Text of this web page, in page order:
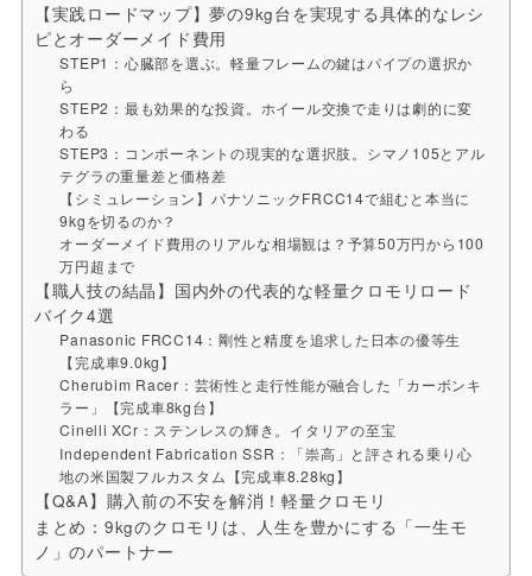
【実践ロードマップ】夢の9kg台を実現する具体的なレシ
ピとオーダーメイド費用
STEP1：心臓部を選ぶ。軽量フレームの鍵はパイプの選択か
ら
STEP2：最も効果的な投資。ホイール交換で走りは劇的に変
わる
STEP3：コンポーネントの現実的な選択肢。シマノ105とアル
テグラの重量差と価格差
【シミュレーション】パナソニックFRCC14で組むと本当に
9kgを切るのか？
オーダーメイド費用のリアルな相場観は？予算50万円から100
万円超まで
【職人技の結晶】国内外の代表的な軽量クロモリロード
バイク4選
Panasonic FRCC14：剛性と精度を追求した日本の優等生
【完成車9.0kg】
Cherubim Racer：芸術性と走行性能が融合した「カーボンキ
ラー」【完成車8kg台】
Cinelli XCr：ステンレスの輝き。イタリアの至宝
Independent Fabrication SSR：「崇高」と評される乗り心
地の米国製フルカスタム【完成車8.28kg】
【Q&A】購入前の不安を解消！軽量クロモリ
まとめ：9kgのクロモリは、人生を豊かにする「一生モ
ノ」のパートナー